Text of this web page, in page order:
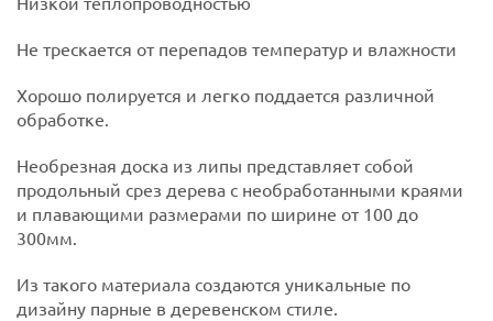
Не трескается от перепадов температур и влажности
Хорошо полируется и легко поддается различной
обработке.
Необрезная доска из липы представляет собой
продольный срез дерева с необработанными краями
и плавающими размерами по ширине от 100 до
300мм.
Из такого материала создаются уникальные по
дизайну парные в деревенском стиле.